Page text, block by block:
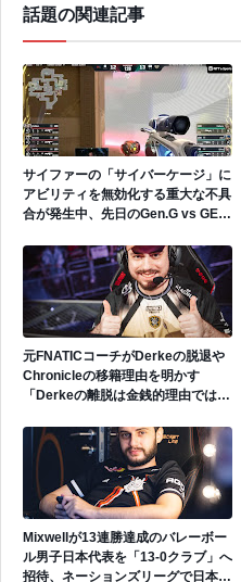
話題の関連記事
サイファーの「サイバーケージ」に
アビリティを無効化する重大な不具
合が発生中、先日のGen.G vs GEで
元FNATICコーチがDerkeの脱退や
Chronicleの移籍理由を明かす
「Derkeの離脱は金銭的理由ではな
Mixwellが13連勝達成のバレーボー
ル男子日本代表を「13-0クラブ」へ
招待、ネーションズリーグで日本代